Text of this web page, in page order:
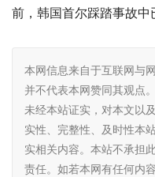
前，韩国首尔踩踏事故中
本网信息来自于互联网与
并不代表本网赞同其观点
未经本站证实，对本文以
实性、完整性、及时性本
实相关内容。本站不承担
责任。如若本网有任何内